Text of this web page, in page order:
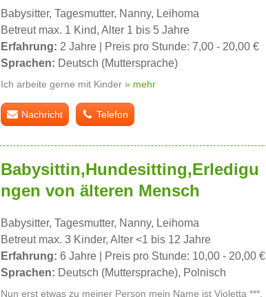
Babysitter, Tagesmutter, Nanny, Leihoma
Betreut max. 1 Kind, Alter 1 bis 5 Jahre
Erfahrung: 2 Jahre | Preis pro Stunde: 7,00 - 20,00 €
Sprachen: Deutsch (Muttersprache)
Ich arbeite gerne mit Kinder » mehr
Nachricht Telefon
Babysittin,Hundesitting,Erledigu
ngen von älteren Mensch
Babysitter, Tagesmutter, Nanny, Leihoma
Betreut max. 3 Kinder, Alter <1 bis 12 Jahre
Erfahrung: 6 Jahre | Preis pro Stunde: 10,00 - 20,00 €
Sprachen: Deutsch (Muttersprache), Polnisch
Nun erst etwas zu meiner Person mein Name ist Violetta ***.